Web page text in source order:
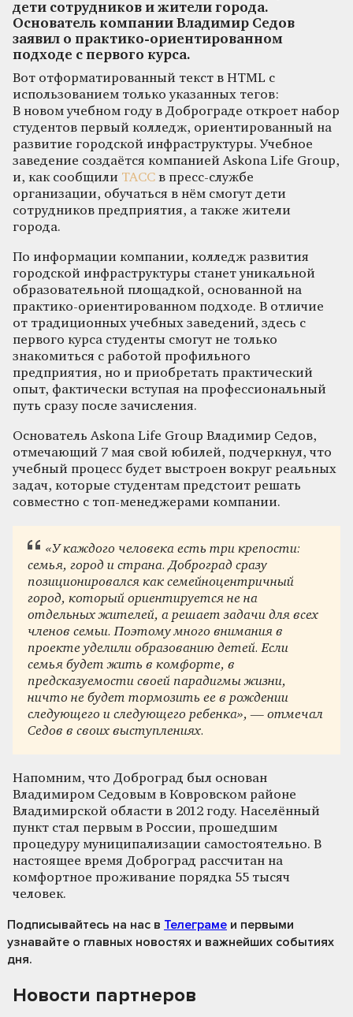
дети сотрудников и жители города.
Основатель компании Владимир Седов
заявил о практико-ориентированном
подходе с первого курса.
Вот отформатированный текст в HTML с
использованием только указанных тегов:
В новом учебном году в Доброграде откроет набор
студентов первый колледж, ориентированный на
развитие городской инфраструктуры. Учебное
заведение создаётся компанией Askona Life Group,
и, как сообщили ТАСС в пресс-службе
организации, обучаться в нём смогут дети
сотрудников предприятия, а также жители
города.
По информации компании, колледж развития
городской инфраструктуры станет уникальной
образовательной площадкой, основанной на
практико-ориентированном подходе. В отличие
от традиционных учебных заведений, здесь с
первого курса студенты смогут не только
знакомиться с работой профильного
предприятия, но и приобретать практический
опыт, фактически вступая на профессиональный
путь сразу после зачисления.
Основатель Askona Life Group Владимир Седов,
отмечающий 7 мая свой юбилей, подчеркнул, что
учебный процесс будет выстроен вокруг реальных
задач, которые студентам предстоит решать
совместно с топ-менеджерами компании.
«У каждого человека есть три крепости:
семья, город и страна. Доброград сразу
позиционировался как семейноцентричный
город, который ориентируется не на
отдельных жителей, а решает задачи для всех
членов семьи. Поэтому много внимания в
проекте уделили образованию детей. Если
семья будет жить в комфорте, в
предсказуемости своей парадигмы жизни,
ничто не будет тормозить ее в рождении
следующего и следующего ребенка», — отмечал
Седов в своих выступлениях.
Напомним, что Доброград был основан
Владимиром Седовым в Ковровском районе
Владимирской области в 2012 году. Населённый
пункт стал первым в России, прошедшим
процедуру муниципализации самостоятельно. В
настоящее время Доброград рассчитан на
комфортное проживание порядка 55 тысяч
человек.
Подписывайтесь на нас в Телеграме и первыми
узнавайте о главных новостях и важнейших событиях
дня.
Новости партнеров